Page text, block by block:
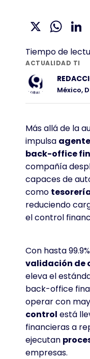
X
Tiempo de
ACTUALIDAD TI
México,
Más allá de la
impulsa
back-office
compañía
capaces de
como
reduciendo
el control
Con hasta
validación de
eleva el
back-office
operar con
control está
financieras a
ejecutan
empresas.